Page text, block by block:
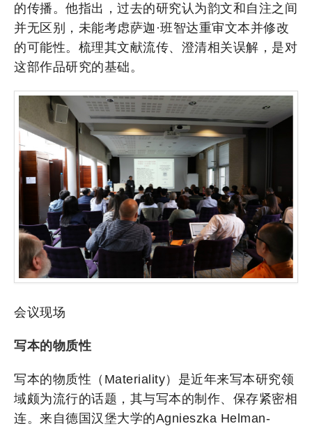
的传播。他指出，过去的研究认为韵文和自注之间
并无区别，未能考虑萨迦·班智达重审文本并修改
的可能性。梳理其文献流传、澄清相关误解，是对
这部作品研究的基础。
会议现场
写本的物质性
写本的物质性（Materiality）是近年来写本研究领
域颇为流行的话题，其与写本的制作、保存紧密相
连。来自德国汉堡大学的Agnieszka Helman-